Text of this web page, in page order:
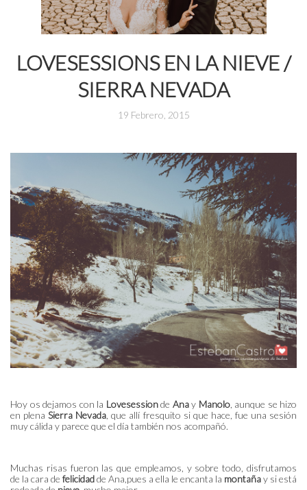
LOVESESSIONS EN LA NIEVE /
SIERRA NEVADA
19 Febrero, 2015
Hoy os dejamos con la Lovesessionde Anay Manolo, aunque se hizo
en plenaSierra Nevada , que allí fresquito si que hace, fue una sesión
muy cálida y parece que el día también nos acompañó.
Muchas risas fueron las que empleamos, y sobre todo, disfrutamos
de la cara de felicidadde Ana,pues a ella le encanta la montañay si está